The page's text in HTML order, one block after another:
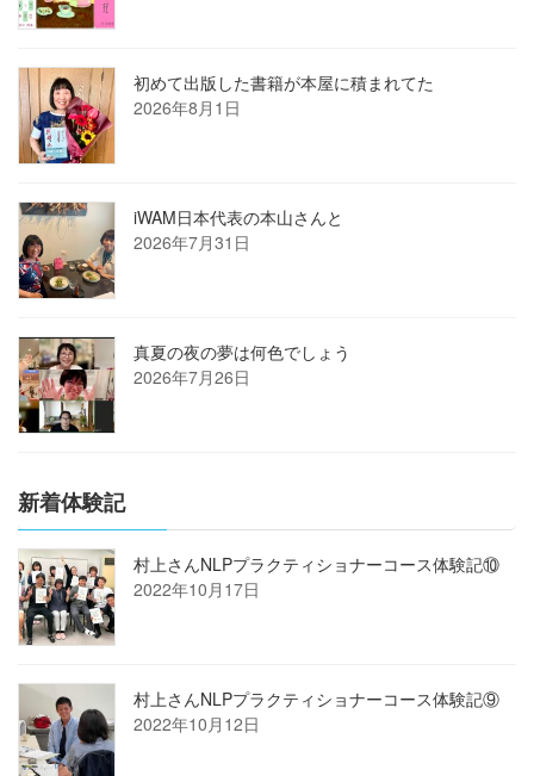
初めて出版した書籍が本屋に積まれてた
2026年8月1日
iWAM日本代表の本山さんと
2026年7月31日
真夏の夜の夢は何色でしょう
2026年7月26日
新着体験記
村上さんNLPプラクティショナーコース体験記⑩
2022年10月17日
村上さんNLPプラクティショナーコース体験記⑨
2022年10月12日